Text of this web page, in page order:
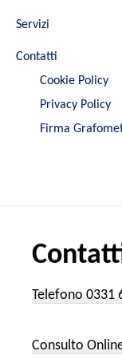
Servizi
Contatti
Cookie Policy
Privacy Policy
Firma
Telefono 0331
Consulto